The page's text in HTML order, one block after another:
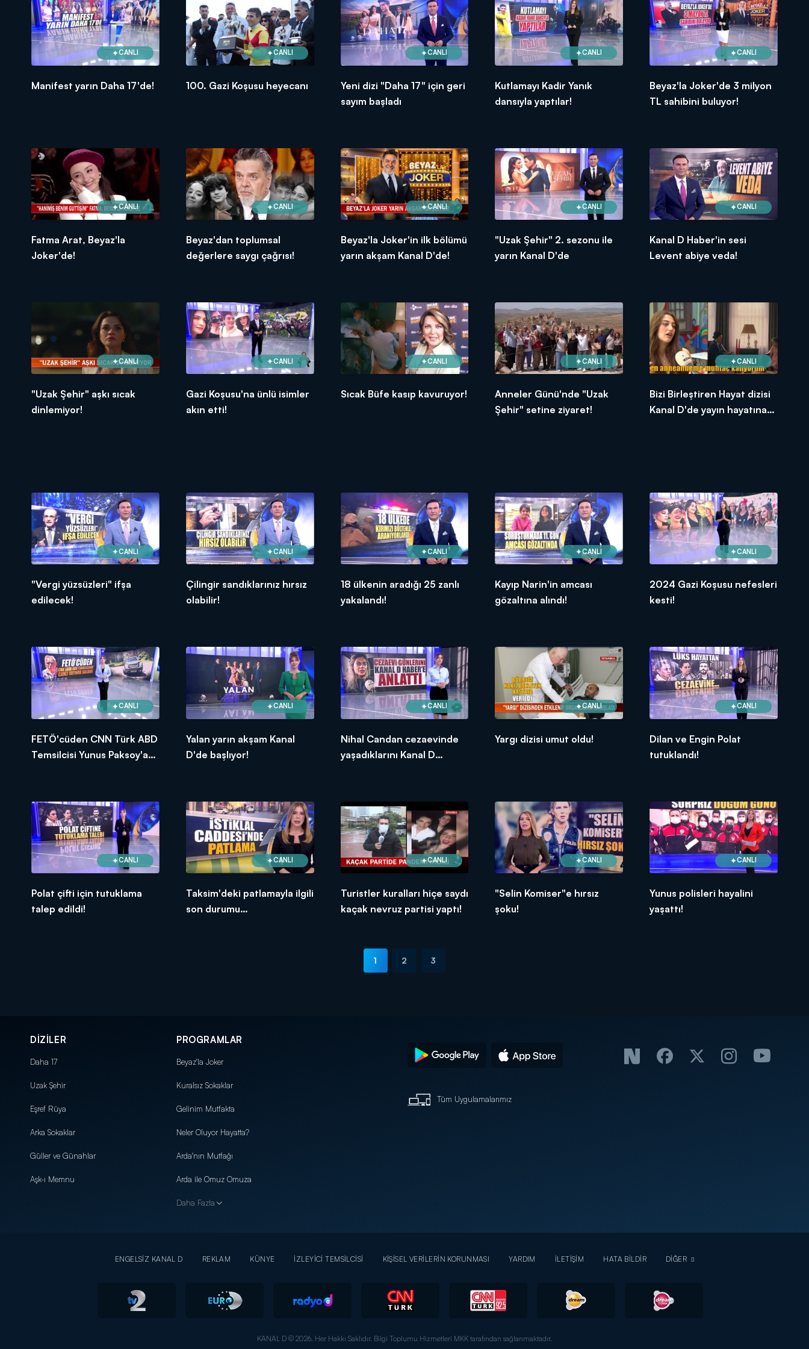
CANLI
Manifest yarın Daha 17'de!
CANLI
100. Gazi Koşusu heyecanı
CANLI
Yeni dizi "Daha 17" için geri
sayım başladı
CANLI
Kutlamayı Kadir Yanık
dansıyla yaptılar!
CANLI
Beyaz'la Joker'de 3 milyon
TL sahibini buluyor!
CANLI
Fatma Arat, Beyaz'la
Joker'de!
CANLI
Beyaz'dan toplumsal
değerlere saygı çağrısı!
CANLI
Beyaz'la Joker'in ilk bölümü
yarın akşam Kanal D'de!
CANLI
"Uzak Şehir" 2. sezonu ile
yarın Kanal D'de
CANLI
Kanal D Haber'in sesi
Levent abiye veda!
CANLI
"Uzak Şehir" aşkı sıcak
dinlemiyor!
CANLI
Gazi Koşusu'na ünlü isimler
akın etti!
CANLI
Sıcak Büfe kasıp kavuruyor!
CANLI
Anneler Günü'nde "Uzak
Şehir" setine ziyaret!
CANLI
Bizi Birleştiren Hayat dizisi
Kanal D'de yayın hayatına
CANLI
"Vergi yüzsüzleri" ifşa
edilecek!
CANLI
Çilingir sandıklarınız hırsız
olabilir!
CANLI
18 ülkenin aradığı 25 zanlı
yakalandı!
CANLI
Kayıp Narin'in amcası
gözaltına alındı!
CANLI
2024 Gazi Koşusu nefesleri
kesti!
CANLI
FETÖ'cüden CNN Türk ABD
Temsilcisi Yunus Paksoy'a
CANLI
Yalan yarın akşam Kanal
D'de başlıyor!
CANLI
Nihal Candan cezaevinde
yaşadıklarını Kanal D
CANLI
Yargı dizisi umut oldu!
CANLI
Dilan ve Engin Polat
tutuklandı!
CANLI
Polat çifti için tutuklama
talep edildi!
CANLI
Taksim'deki patlamayla ilgili
son durumu
CANLI
Turistler kuralları hiçe saydı
kaçak nevruz partisi yaptı!
CANLI
"Selin Komiser"e hırsız
şoku!
CANLI
Yunus polisleri hayalini
yaşattı!
1 2 3
DİZİLER
Daha 17
Uzak Şehir
Eşref Rüya
Arka Sokaklar
Güller ve Günahlar
Aşk-ı Memnu
PROGRAMLAR
Beyaz'la Joker
Kuralsız Sokaklar
Gelinim Mutfakta
Neler Oluyor Hayatta?
Arda'nın Mutfağı
Arda ile Omuz Omuza
Daha Fazla
Tüm Uygulamalarımız
ENGELSİZ KANAL D REKLAM KÜNYE İZLEYİCİ TEMSİLCİSİ KİŞİSEL VERİLERİN KORUNMASI YARDIM İLETİŞİM HATA BİLDİR DİĞER
KANAL D © 2026. Her Hakkı Saklıdır. Bilgi Toplumu Hizmetleri MKK tarafından sağlanmaktadır.